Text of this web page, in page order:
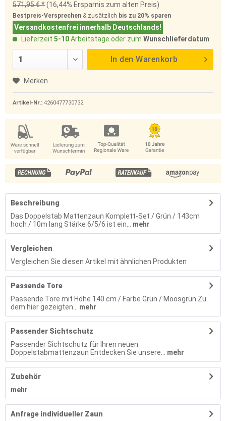
571,95 € *(16,44% Ersparnis zum alten Preis)
Bestpreis-Versprechen & zusätzlich bis zu 20% sparen
Versandkostenfrei innerhalb Deutschlands!
Lieferzeit 5-10Arbeitstage oder zum Wunschlieferdatum
In den Warenkorb
Merken
Artikel-Nr.: 4260477730732
Beschreibung
Das Doppelstab Mattenzaun Komplett-Set / Grün / 143cm
hoch / 10m lang Stärke 6/5/6 ist ein...
mehr
Vergleichen
Vergleichen Sie diesen Artikel mit ähnlichen Produkten
Passende Tore
Passende Tore mit Höhe 140 cm / Farbe Grün / Moosgrün Zu
dem hier gezeigten...
mehr
Passender Sichtschutz
Passender Sichtschutz für Ihren neuen
Doppelstabmattenzaun Entdecken Sie unsere...
mehr
Zubehör
mehr
Anfrage individueller Zaun